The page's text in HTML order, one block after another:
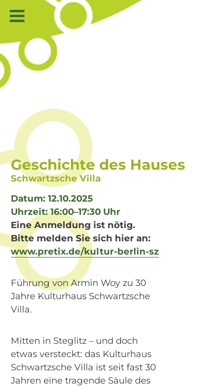
Geschichte des Hauses
Schwartzsche Villa
Datum: 12.10.2025
Uhrzeit: 16:00–17:30 Uhr
Eine Anmeldung ist nötig.
Bitte melden Sie sich hier an:
www.pretix.de/kultur-berlin-sz
Führung von Armin Woy zu 30
Jahre Kulturhaus Schwartzsche
Villa.
Mitten in Steglitz – und doch
etwas versteckt: das Kulturhaus
Schwartzsche Villa ist seit fast 30
Jahren eine tragende Säule des